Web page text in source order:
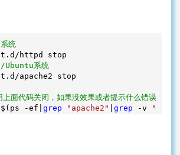
统
系统
apache2 stop
面代码关闭，如果没效果或者提示什么错误无法
$(ps -ef| grep "apache2" grep -v "grep"